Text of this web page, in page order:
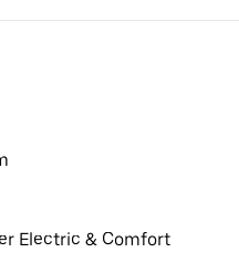
Electric & Comfort